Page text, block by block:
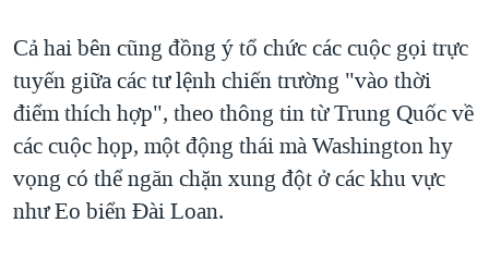
Cả hai bên cũng đồng ý tổ chức các cuộc gọi trực
tuyến giữa các tư lệnh chiến trường "vào thời
điểm thích hợp", theo thông tin từ Trung Quốc về
các cuộc họp, một động thái mà Washington hy
vọng có thể ngăn chặn xung đột ở các khu vực
như Eo biển Đài Loan.